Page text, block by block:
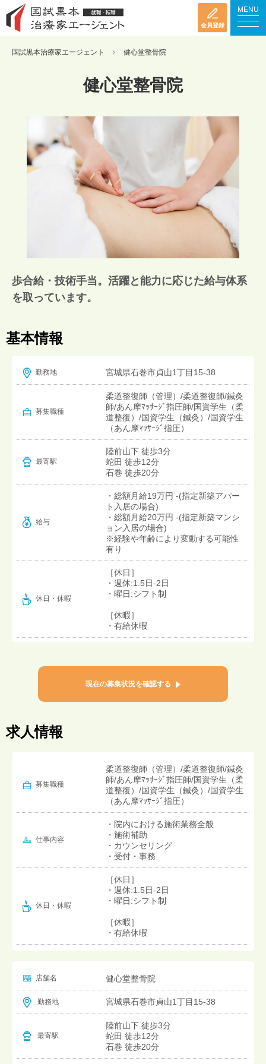
会員登録
MENU
国試黒本治療家エージェント 健心堂整骨院
健心堂整骨院
歩合給・技術手当。活躍と能力に応じた給与体系
を取っています。
基本情報
勤務地 宮城県石巻市貞山1丁目15-38
募集職種
柔道整復師（管理）/柔道整復師/鍼灸
師/あん摩ﾏｯｻｰｼﾞ指圧師/国資学生（柔
道整復）/国資学生（鍼灸）/国資学生
（あん摩ﾏｯｻｰｼﾞ指圧）
最寄駅
陸前山下 徒歩3分
蛇田 徒歩12分
石巻 徒歩20分
給与
・総額月給19万円 -(指定新築アパー
ト入居の場合)
・総額月給20万円 -(指定新築マンシ
ョン入居の場合)
※経験や年齢により変動する可能性
有り
休日・休暇
［休日］
・週休:1.5日-2日
・曜日:シフト制
［休暇］
・有給休暇
現在の募集状況を確認する
求人情報
募集職種
柔道整復師（管理）/柔道整復師/鍼灸
師/あん摩ﾏｯｻｰｼﾞ指圧師/国資学生（柔
道整復）/国資学生（鍼灸）/国資学生
（あん摩ﾏｯｻｰｼﾞ指圧）
仕事内容
・院内における施術業務全般
・施術補助
・カウンセリング
・受付・事務
休日・休暇
［休日］
・週休:1.5日-2日
・曜日:シフト制
［休暇］
・有給休暇
店舗名 健心堂整骨院
勤務地 宮城県石巻市貞山1丁目15-38
最寄駅
陸前山下 徒歩3分
蛇田 徒歩12分
石巻 徒歩20分